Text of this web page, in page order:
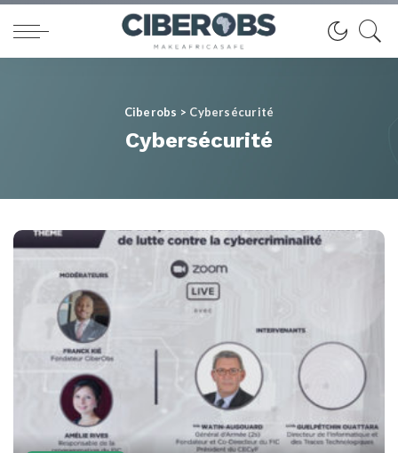
Ciberobs > Cybersécurité
Cybersécurité